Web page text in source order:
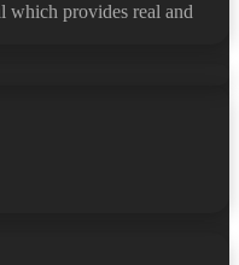
which provides real and